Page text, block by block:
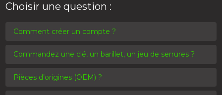
Choisir une question :
Comment créer un compte ?
Commandez une clé, un barillet, un jeu de serrures ?
Pièces d’origines (OEM) ?